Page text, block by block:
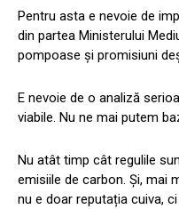
Pentru asta e nevoie de
din partea Ministerului
pompoase și promisiuni
E nevoie de o analiză
viabile. Nu ne mai putem
Nu atât timp cât regulile
emisiile de carbon. Și, mai
nu e doar reputația cuiva,